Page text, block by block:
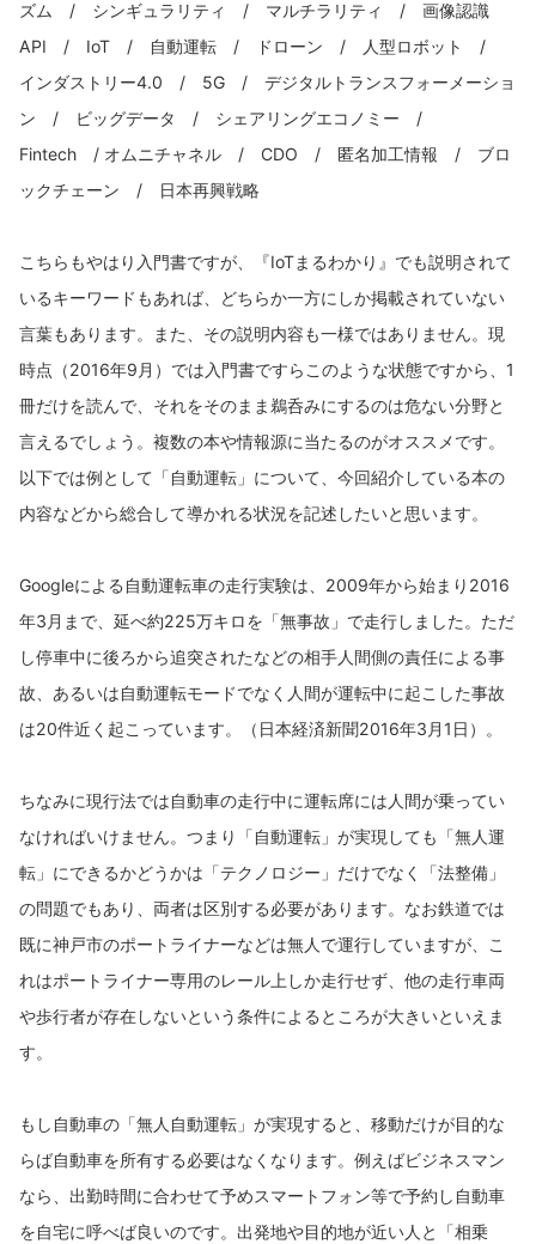
ズム / シンギュラリティ / マルチラリティ / 画像認識
API / IoT / 自動運転 / ドローン / 人型ロボット /
インダストリー4.0 / 5G / デジタルトランスフォーメーショ
ン / ビッグデータ / シェアリングエコノミー /
Fintech / オムニチャネル / CDO / 匿名加工情報 / ブロ
ックチェーン / 日本再興戦略
こちらもやはり入門書ですが、『IoTまるわかり』でも説明されて
いるキーワードもあれば、どちらか一方にしか掲載されていない
言葉もあります。また、その説明内容も一様ではありません。現
時点（2016年9月）では入門書ですらこのような状態ですから、1
冊だけを読んで、それをそのまま鵜呑みにするのは危ない分野と
言えるでしょう。複数の本や情報源に当たるのがオススメです。
以下では例として「自動運転」について、今回紹介している本の
内容などから総合して導かれる状況を記述したいと思います。
Googleによる自動運転車の走行実験は、2009年から始まり2016
年3月まで、延べ約225万キロを「無事故」で走行しました。ただ
し停車中に後ろから追突されたなどの相手人間側の責任による事
故、あるいは自動運転モードでなく人間が運転中に起こした事故
は20件近く起こっています。（日本経済新聞2016年3月1日）。
ちなみに現行法では自動車の走行中に運転席には人間が乗ってい
なければいけません。つまり「自動運転」が実現しても「無人運
転」にできるかどうかは「テクノロジー」だけでなく「法整備」
の問題でもあり、両者は区別する必要があります。なお鉄道では
既に神戸市のポートライナーなどは無人で運行していますが、こ
れはポートライナー専用のレール上しか走行せず、他の走行車両
や歩行者が存在しないという条件によるところが大きいといえま
す。
もし自動車の「無人自動運転」が実現すると、移動だけが目的な
らば自動車を所有する必要はなくなります。例えばビジネスマン
なら、出勤時間に合わせて予めスマートフォン等で予約し自動車
を自宅に呼べば良いのです。出発地や目的地が近い人と「相乗